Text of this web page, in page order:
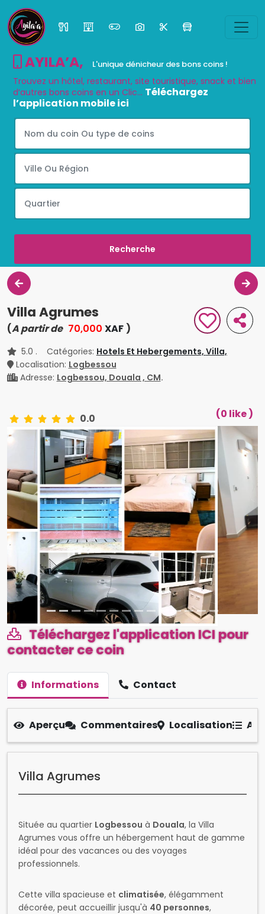
AYILA’A, L'unique dénicheur des bons coins !
Trouvez un hôtel, restaurant, site touristique, snack et bien
d’autres bons coins en un Clic... Téléchargez
l’application mobile ici
Villa Agrumes
(A partir de 70,000 XAF )
5.0 . Catégories: Hotels Et Hebergements, Villa,
Localisation: Logbessou
Adresse: Logbessou, Douala , CM.
0.0 (0 like )
Téléchargez l'application ICI pour
contacter ce coin
Informations
Aperçu Commentaires Localisation
Agrumes vous offre un hébergement haut de gamme
idéal pour des vacances ou des voyages
professionnels.
décorée, peut accueillir jusqu'à40 personnes,
garantissant confort et intimité.